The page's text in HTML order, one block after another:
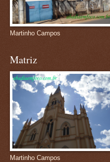
Martinho Campos
Matriz
Martinho Campos